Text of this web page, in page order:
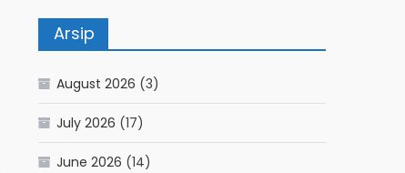
Arsip
August 2026 (3)
July 2026 (17)
June 2026 (14)